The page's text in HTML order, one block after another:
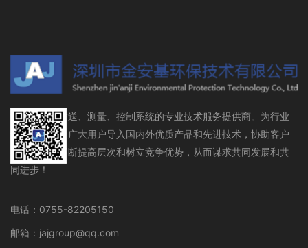
流体存储、输送、测量、控制系统的专业技术服务提供商。为行业
设备制造商及广大用户导入国内外优质产品和先进技术，协助客户
在行业领域不断提高层次和树立竞争优势，从而谋求共同发展和共
同进步！
电话：0755-82205150
邮箱：jajgroup@qq.com